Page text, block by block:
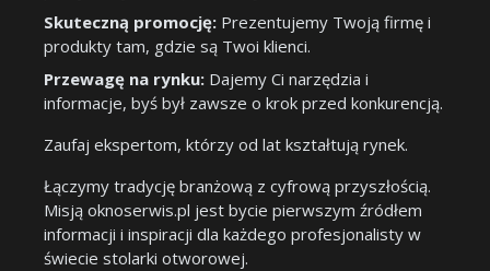
Skuteczną promocję: Prezentujemy Twoją firmę i
produkty tam, gdzie są Twoi klienci.
Przewagę na rynku: Dajemy Ci narzędzia i
informacje, byś był zawsze o krok przed konkurencją.
Zaufaj ekspertom, którzy od lat kształtują rynek.
Łączymy tradycję branżową z cyfrową przyszłością.
Misją oknoserwis.pl jest bycie pierwszym źródłem
informacji i inspiracji dla każdego profesjonalisty w
świecie stolarki otworowej.